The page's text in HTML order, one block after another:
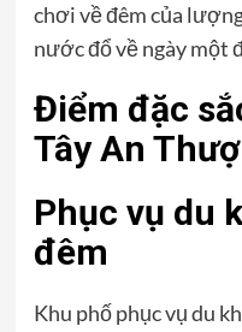
chơi về đêm của
nước đổ về ngày một
Điểm đặc
Tây An
Phục vụ du
đêm
Khu phố phục vụ du